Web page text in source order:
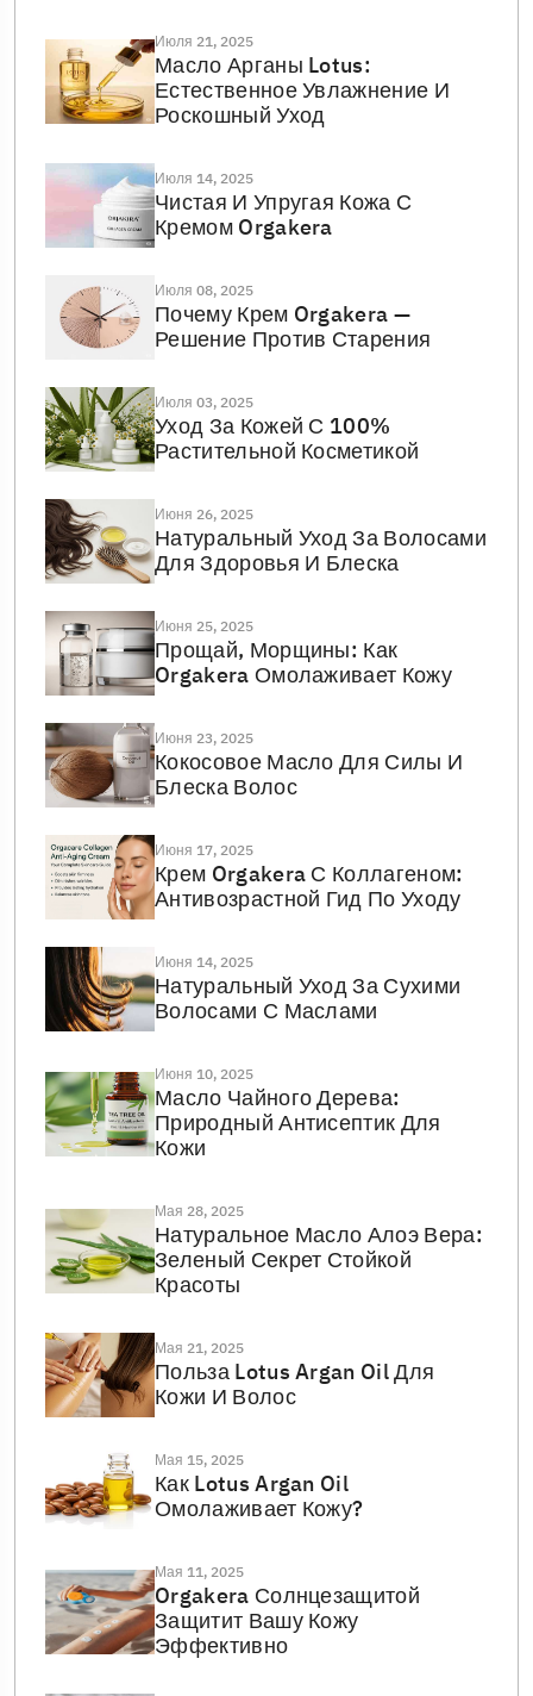
Июля 21, 2025
Масло Арганы Lotus:
Естественное Увлажнение И
Роскошный Уход
Июля 14, 2025
Чистая И Упругая Кожа С
Кремом Orgakera
Июля 08, 2025
Почему Крем Orgakera —
Решение Против Старения
Июля 03, 2025
Уход За Кожей С 100%
Растительной Косметикой
Июня 26, 2025
Натуральный Уход За Волосами
Для Здоровья И Блеска
Июня 25, 2025
Прощай, Морщины: Как
Orgakera Омолаживает Кожу
Июня 23, 2025
Кокосовое Масло Для Силы И
Блеска Волос
Июня 17, 2025
Крем Orgakera С Коллагеном:
Антивозрастной Гид По Уходу
Июня 14, 2025
Натуральный Уход За Сухими
Волосами С Маслами
Июня 10, 2025
Масло Чайного Дерева:
Природный Антисептик Для
Кожи
Мая 28, 2025
Натуральное Масло Алоэ Вера:
Зеленый Секрет Стойкой
Красоты
Мая 21, 2025
Польза Lotus Argan Oil Для
Кожи И Волос
Мая 15, 2025
Как Lotus Argan Oil
Омолаживает Кожу?
Мая 11, 2025
Orgakera Солнцезащитой
Защитит Вашу Кожу
Эффективно